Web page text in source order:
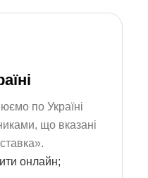
по Україні
що вказані
онлайн;